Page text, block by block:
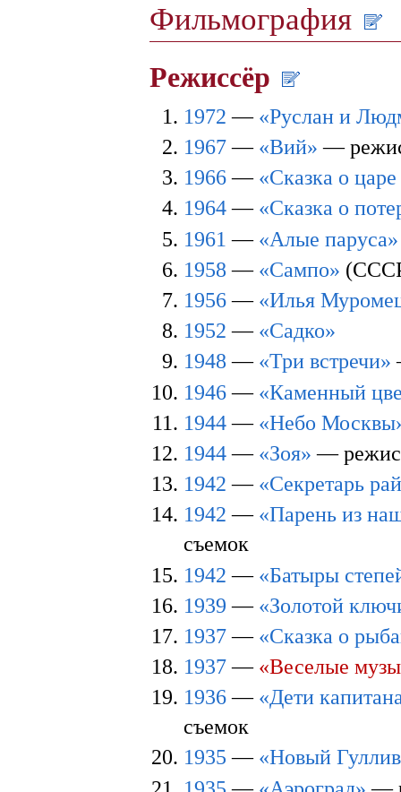
Фильмография
Режиссёр
1972 — «Руслан и
1967— «Вий» —
1966— «Сказка о
1964— «Сказка о
1961 — «Алые паруса»
1958 — «Сампо»
1956— «Илья
1952 — «Садко»
1948 — «Три встречи»
1946— «Каменный
1944— «Небо
1944— «Зоя» —
1942 — «Секретарь
1942 — «Парень из
съемок
1942 — «Батыры
1939 — «Золотой
1937— «Сказка о
1937— «Веселые
1936— «Дети
съемок
1935 — «Новый